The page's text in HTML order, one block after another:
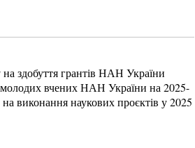
здобуття грантів НАН України
молодих вчених НАН України на 2025-
виконання наукових проєктів у 2025